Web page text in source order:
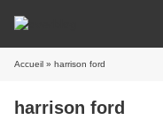
Accueil » harrison ford
harrison ford